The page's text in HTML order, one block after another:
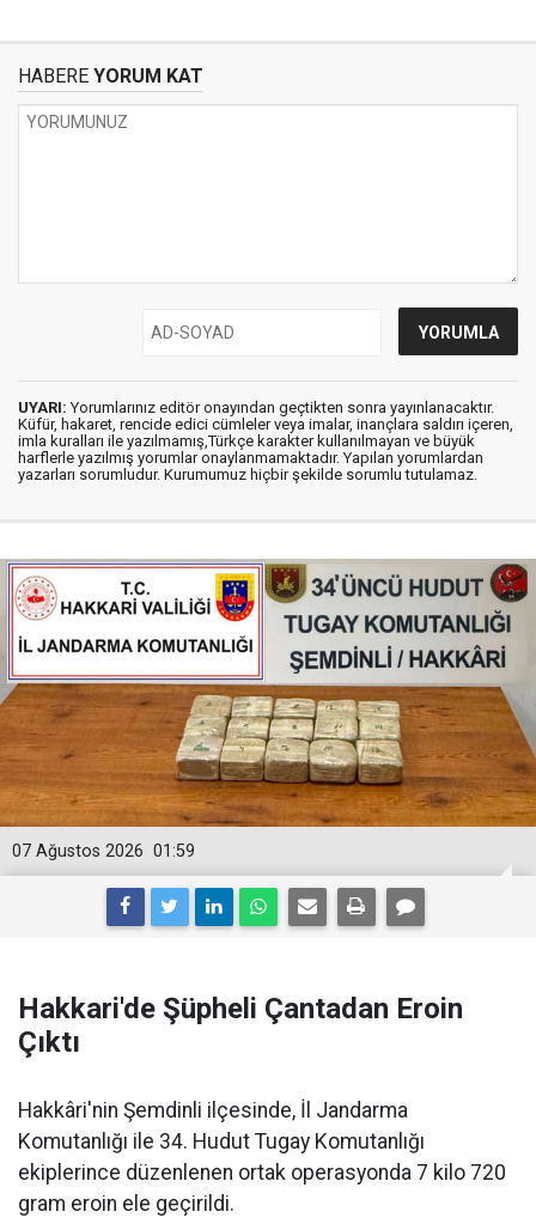
HABERE YORUM KAT
UYARI: Yorumlarınız editör onayından geçtikten sonra yayınlanacaktır.
Küfür, hakaret, rencide edici cümleler veya imalar, inançlara saldırı içeren,
imla kuralları ile yazılmamış,Türkçe karakter kullanılmayan ve büyük
harflerle yazılmış yorumlar onaylanmamaktadır. Yapılan yorumlardan
yazarları sorumludur. Kurumumuz hiçbir şekilde sorumlu tutulamaz.
01:59
07 Ağustos 2026
Hakkari'de Şüpheli Çantadan Eroin
Çıktı
Hakkâri'nin Şemdinli ilçesinde, İl Jandarma
Komutanlığı ile 34. Hudut Tugay Komutanlığı
ekiplerince düzenlenen ortak operasyonda 7 kilo 720
gram eroin ele geçirildi.